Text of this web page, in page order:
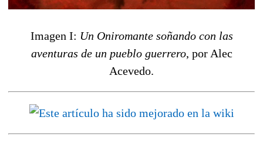
Imagen I: Un Oniromante soñando con las
aventuras de un pueblo guerrero, por Alec
Acevedo.